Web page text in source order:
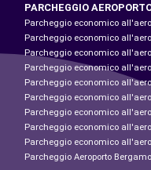
PARCHEGGIO
Parcheggio economico
Parcheggio economico
Parcheggio economico
Parcheggio economico
Parcheggio economico
Parcheggio economico
Parcheggio economico
Parcheggio economico
Parcheggio economico
Parcheggio Aeroporto